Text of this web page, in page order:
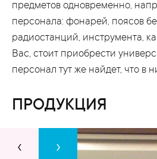
предметов одновременно,
персонала: фонарей, поясов
радиостанций, инструмента,
Вас, стоит приобрести
персонал тут же найдет, что в
ПРОДУКЦИЯ
‹ ›